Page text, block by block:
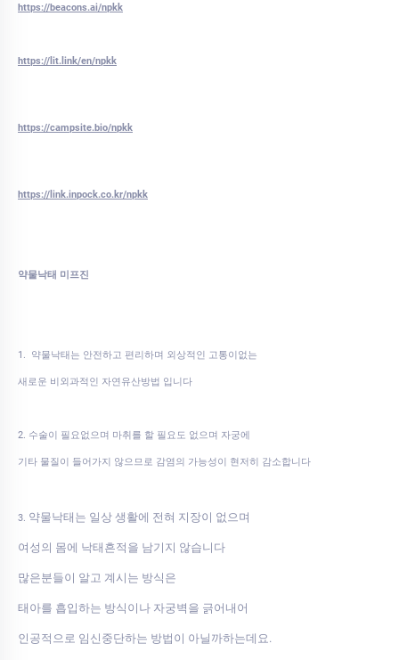
https://beacons.ai/npkk
https://lit.link/en/npkk
https://campsite.bio/npkk
https://link.inpock.co.kr/npkk
약물낙태 미프진
1. 약물낙태는 안전하고 편리하며 외상적인 고통이없는
새로운 비외과적인 자연유산방법 입니다
2. 수술이 필요없으며 마취를 할 필요도 없으며 자궁에
기타 물질이 들어가지 않으므로 감염의 가능성이 현저히 감소합니다
3. 약물낙태는 일상 생활에 전혀 지장이 없으며
여성의 몸에 낙태흔적을 남기지 않습니다
많은분들이 알고 계시는 방식은
태아를 흡입하는 방식이나 자궁벽을 긁어내어
인공적으로 임신중단하는 방법이 아닐까하는데요.